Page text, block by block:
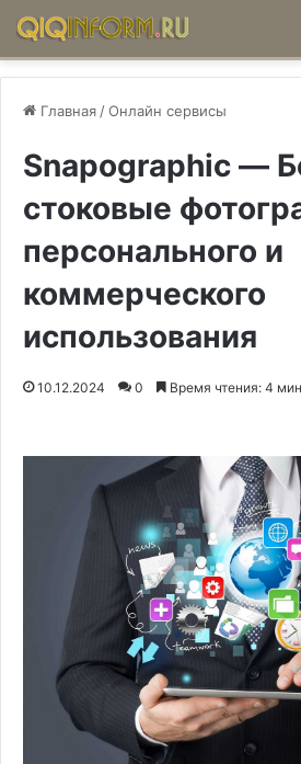
Главная /Онлайн сервисы
Snapographic —
стоковые
персонального и
коммерческого
использования
10.12.2024 0 Время чтения: 4